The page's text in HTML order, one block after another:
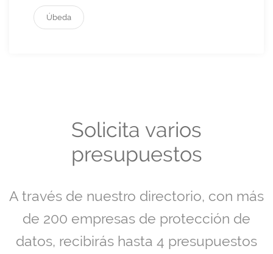
Úbeda
Solicita varios
presupuestos
A través de nuestro directorio, con más
de 200 empresas de protección de
datos, recibirás hasta 4 presupuestos